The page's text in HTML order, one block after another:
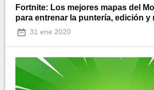
Fortnite: Los mejores mapas del
para entrenar la puntería, edición y
31 ene 2020